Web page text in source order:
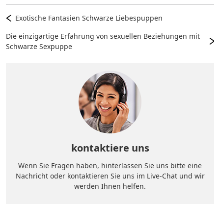
Exotische Fantasien Schwarze Liebespuppen
Die einzigartige Erfahrung von sexuellen Beziehungen mit
Schwarze Sexpuppe
kontaktiere uns
Wenn Sie Fragen haben, hinterlassen Sie uns bitte eine
Nachricht oder kontaktieren Sie uns im Live-Chat und wir
werden Ihnen helfen.